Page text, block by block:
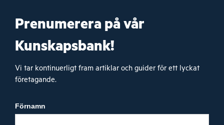
Prenumerera på vår
Kunskapsbank!
Vi tar kontinuerligt fram artiklar och guider för ett lyckat
företagande.
Förnamn